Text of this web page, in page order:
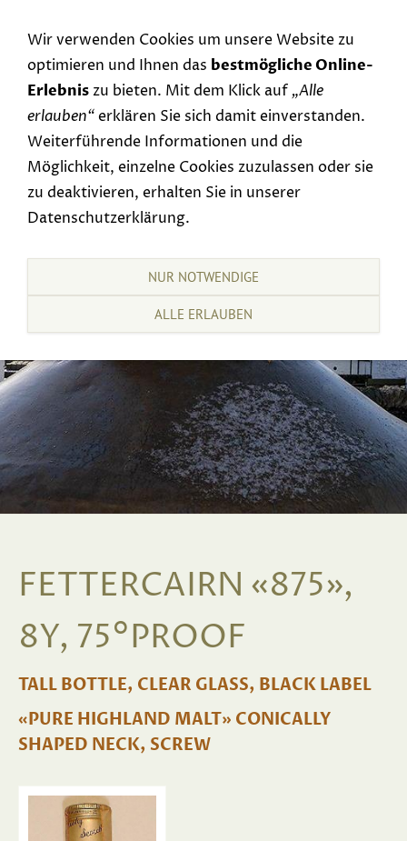
FETTERCAIRN «875»,
8Y, 75°PROOF
TALL BOTTLE, CLEAR GLASS, BLACK LABEL
«PURE HIGHLAND MALT» CONICALLY
SHAPED NECK, SCREW
Wir verwenden Cookies um unsere Website zu
optimieren und Ihnen das bestmögliche Online-
Erlebniszu bieten. Mit dem Klick auf „Alle
erlauben“erklären Sie sich damit einverstanden.
Weiterführende Informationen und die
Möglichkeit, einzelne Cookies zuzulassen oder sie
zu deaktivieren, erhalten Sie in unserer
Datenschutzerklärung.
NUR NOTWENDIGE
ALLE ERLAUBEN